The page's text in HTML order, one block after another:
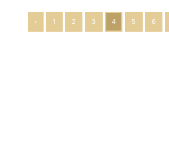
‹ 1 2 3 4 5 6